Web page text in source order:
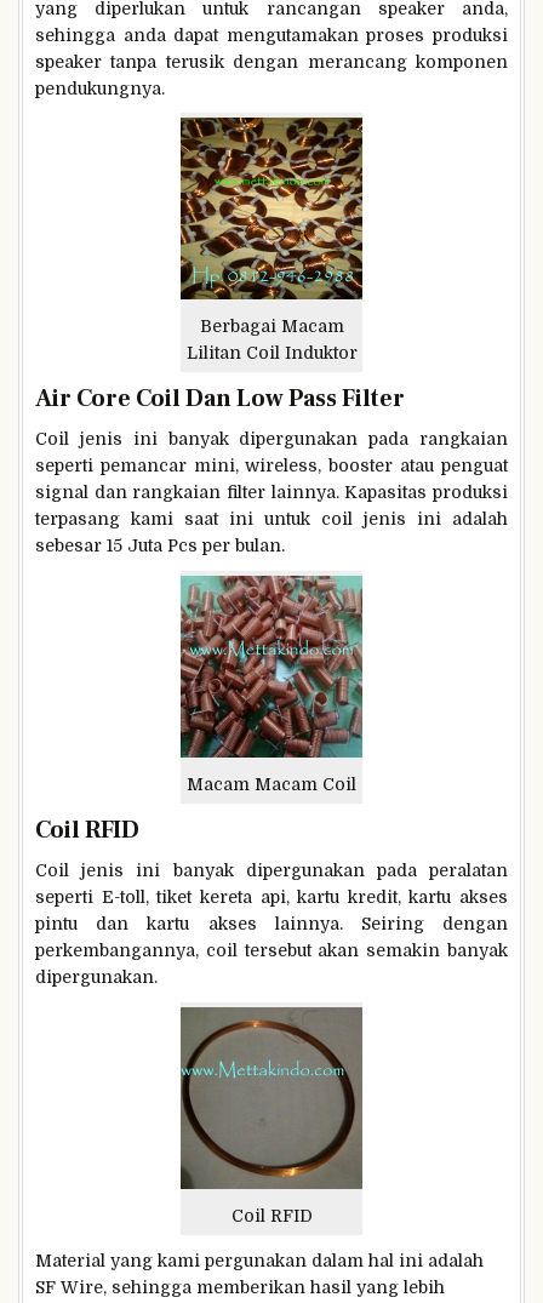
yang diperlukan untuk rancangan speaker anda,
sehingga anda dapat mengutamakan proses produksi
speaker tanpa terusik dengan merancang komponen
pendukungnya.
Berbagai Macam
Lilitan Coil Induktor
Air Core Coil Dan Low Pass Filter
Coil jenis ini banyak dipergunakan pada rangkaian
seperti pemancar mini, wireless, booster atau penguat
signal dan rangkaian filter lainnya. Kapasitas produksi
terpasang kami saat ini untuk coil jenis ini adalah
sebesar 15 Juta Pcs per bulan.
Macam Macam Coil
Coil RFID
Coil jenis ini banyak dipergunakan pada peralatan
seperti E-toll, tiket kereta api, kartu kredit, kartu akses
pintu dan kartu akses lainnya. Seiring dengan
perkembangannya, coil tersebut akan semakin banyak
dipergunakan.
Coil RFID
Material yang kami pergunakan dalam hal ini adalah
SF Wire, sehingga memberikan hasil yang lebih